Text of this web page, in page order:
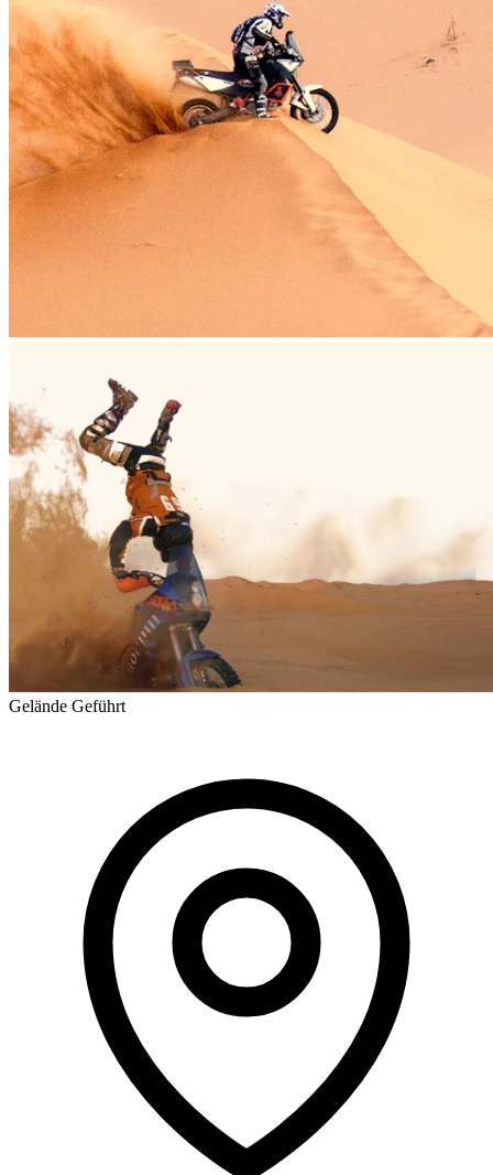
Gelände Geführt